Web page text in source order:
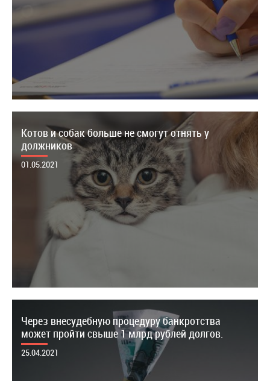
Котов и собак больше не смогут отнять у
должников
01.05.2021
Через внесудебную процедуру банкротства
может пройти свыше 1 млрд рублей долгов.
25.04.2021